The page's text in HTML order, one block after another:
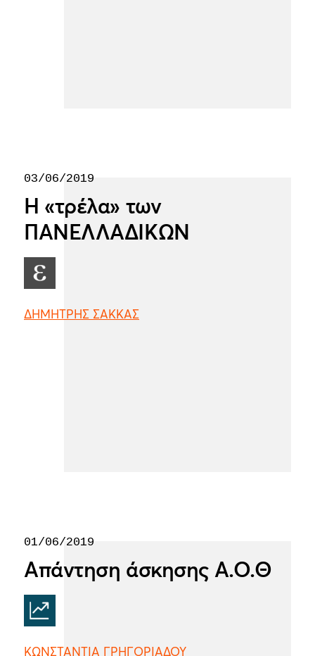
03/06/2019
Η «τρέλα» των
ΠΑΝΕΛΛΑΔΙΚΩΝ
ΔΗΜΗΤΡΗΣ ΣΑΚΚΑΣ
01/06/2019
Απάντηση άσκησης Α.Ο.Θ
ΚΩΝΣΤΑΝΤΙΑ ΓΡΗΓΟΡΙΑΔΟΥ